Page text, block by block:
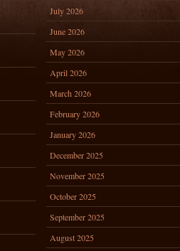
July 2026
June 2026
May 2026
April 2026
March 2026
February 2026
January 2026
December 2025
November 2025
October 2025
September 2025
August 2025